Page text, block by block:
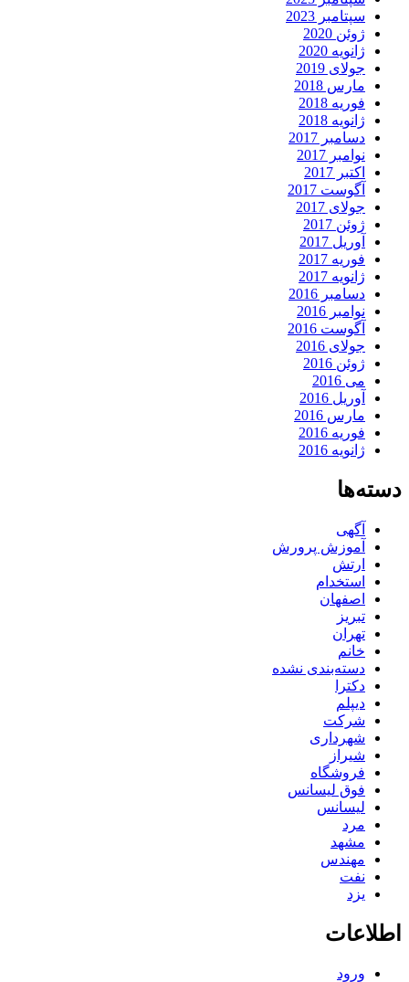
سپتامبر 2023
ژوئن 2020
ژانویه 2020
جولای 2019
مارس 2018
فوریه 2018
ژانویه 2018
دسامبر 2017
نوامبر 2017
اکتبر 2017
آگوست 2017
جولای 2017
ژوئن 2017
آوریل 2017
فوریه 2017
ژانویه 2017
دسامبر 2016
نوامبر 2016
آگوست 2016
جولای 2016
ژوئن 2016
می 2016
آوریل 2016
مارس 2016
فوریه 2016
ژانویه 2016
دسته‌ها
آگهی
آموزش پرورش
ارتش
استخدام
اصفهان
تبریز
تهران
خانم
دسته‌بندی نشده
دکترا
دیپلم
شرکت
شهرداری
شیراز
فروشگاه
فوق لیسانس
لیسانس
مرد
مشهد
مهندس
نفت
یزد
اطلاعات
ورود